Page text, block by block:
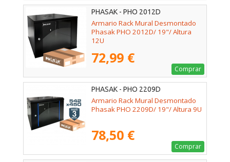
PHASAK - PHO 2012D
Armario Rack Mural Desmontado
Phasak PHO 2012D/ 19"/ Altura
12U
72,99 €
Comprar
PHASAK - PHO 2209D
Armario Rack Mural Desmontado
Phasak PHO 2209D/ 19"/ Altura 9U
78,50 €
Comprar